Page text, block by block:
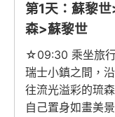
第1天：蘇黎
森>蘇黎世
☆09:30 乘坐旅
瑞士小鎮之間，
往流光溢彩的琉
自己置身如畫美